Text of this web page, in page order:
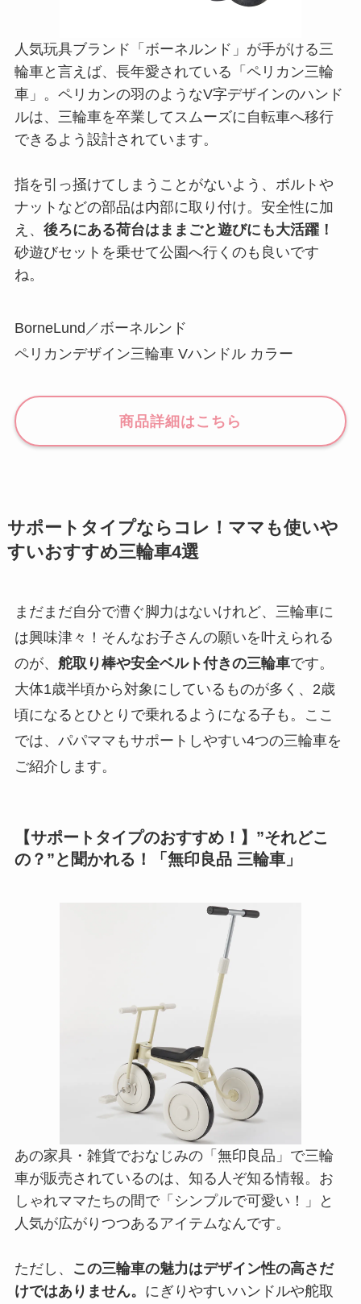
人気玩具ブランド「ボーネルンド」が手がける三
輪車と言えば、長年愛されている「ペリカン三輪
車」。ペリカンの羽のようなV字デザインのハンド
ルは、三輪車を卒業してスムーズに自転車へ移行
できるよう設計されています。
指を引っ掻けてしまうことがないよう、ボルトや
ナットなどの部品は内部に取り付け。安全性に加
え、 後ろにある荷台はままごと遊びにも大活躍！
砂遊びセットを乗せて公園へ行くのも良いです
ね。
BorneLund／ボーネルンド
ペリカンデザイン三輪車 Vハンドル カラー
商品詳細はこちら
サポートタイプならコレ！ママも使いや
すいおすすめ三輪車4選
まだまだ自分で漕ぐ脚力はないけれど、三輪車に
は興味津々！そんなお子さんの願いを叶えられる
のが、 舵取り棒や安全ベルト付きの三輪車です。
大体1歳半頃から対象にしているものが多く、2歳
頃になるとひとりで乗れるようになる子も。ここ
では、パパママもサポートしやすい4つの三輪車を
ご紹介します。
【サポートタイプのおすすめ！】”それどこ
の？”と聞かれる！「無印良品 三輪車」
あの家具・雑貨でおなじみの「無印良品」で三輪
車が販売されているのは、知る人ぞ知る情報。お
しゃれママたちの間で「シンプルで可愛い！」と
人気が広がりつつあるアイテムなんです。
ただし、
この三輪車の魅力はデザイン性の高さだ
けではありません。 にぎりやすいハンドルや舵取